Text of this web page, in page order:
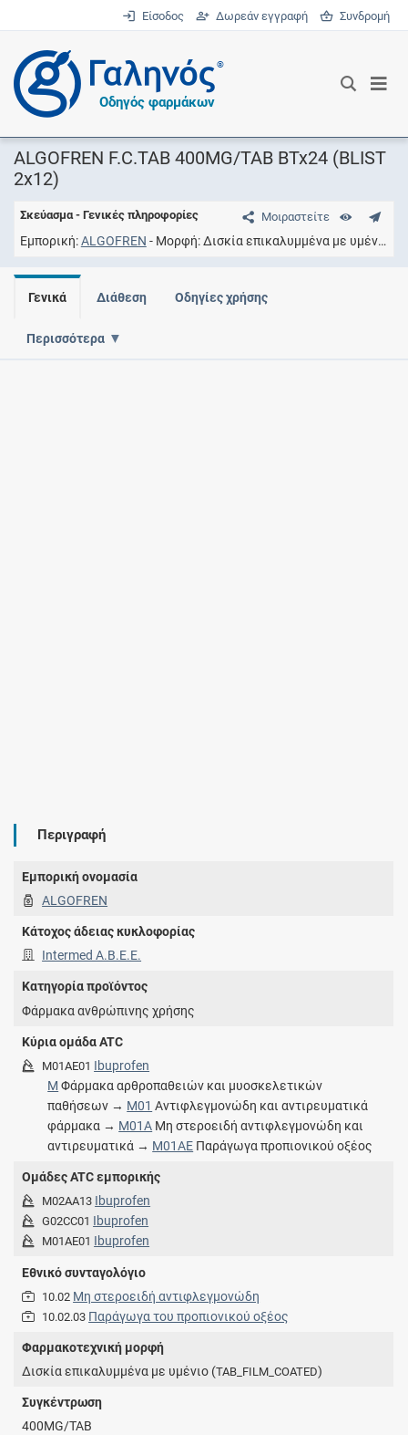
Είσοδος Δωρεάν εγγραφή Συνδρομή
®
Οδηγός φαρμάκων
ALGOFREN F.C.TAB 400MG/TAB BTx24 (BLIST
2x12)
Μοιραστείτε
Σκεύασμα - Γενικές πληροφορίες
Εμπορική ALGOFREN Μορφή Δισκία επικαλυμμένα με υμένιο
Γενικά Διάθεση Οδηγίες χρήσης
Περισσότερα
Περιγραφή
Εμπορική ονομασία
ALGOFREN
Κάτοχος άδειας κυκλοφορίας
Intermed Α.Β.Ε.Ε.
Κατηγορία προϊόντος
Φάρμακα ανθρώπινης χρήσης
Κύρια ομάδα ATC
M01AE01 Ibuprofen
M Φάρμακα αρθροπαθειών και μυοσκελετικών
παθήσεων → M01 Αντιφλεγμονώδη και αντιρευματικά
φάρμακα → M01A Μη στεροειδή αντιφλεγμονώδη και
αντιρευματικά → M01AE Παράγωγα προπιονικού οξέος
Ομάδες ATC εμπορικής
M02AA13 Ibuprofen
G02CC01 Ibuprofen
M01AE01 Ibuprofen
Εθνικό συνταγολόγιο
10.02 Μη στεροειδή αντιφλεγμονώδη
10.02.03 Παράγωγα του προπιονικού οξέος
Φαρμακοτεχνική μορφή
Δισκία επικαλυμμένα με υμένιο (TAB_FILM_COATED)
Συγκέντρωση
400MG/TAB